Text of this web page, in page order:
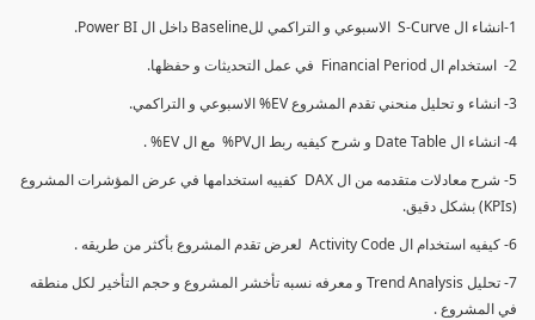
1-انشاء ال S-Curve الاسبوعي و التراكمي للBaseline داخل ال Power BI.
2- استخدام ال Financial Period في عمل التحديثات و حفظها.
3- انشاء و تحليل منحني تقدم المشروع EV% الاسبوعي و التراكمي.
4- انشاء ال Date Table و شرح كيفيه ربط الPV% مع ال EV% .
5- شرح معادلات متقدمه من ال DAX كفييه استخدامها في عرض المؤشرات المشروع
(KPIs) بشكل دقيق.
6- كيفيه استخدام ال Activity Code لعرض تقدم المشروع بأكثر من طريقه .
7- تحليل Trend Analysis و معرفه نسبه تأخشر المشروع و حجم التأخير لكل منطقه
في المشروع .